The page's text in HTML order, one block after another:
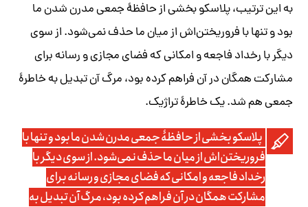
به این ترتیب، پلاسکو بخشی از حافظۀ جمعی مدرن شدن ما
بود و تنها با فروریختن‌اش از میان ما حذف نمی‌شود. از سوی
دیگر با رخداد فاجعه و امکانی که فضای مجازی و رسانه برای
مشارکت همگان در آن فراهم کرده بود، مرگ آن تبدیل به خاطرۀ
جمعی هم شد. یک خاطرۀ تراژیک.
پلاسکو بخشی از حافظۀ جمعی مدرن شدن ما بود و تنها با
فروریختن‌اش از میان ما حذف نمی‌شود. از سوی دیگر با
رخداد فاجعه و امکانی که فضای مجازی و رسانه برای
مشارکت همگان در آن فراهم کرده بود، مرگ آن تبدیل به